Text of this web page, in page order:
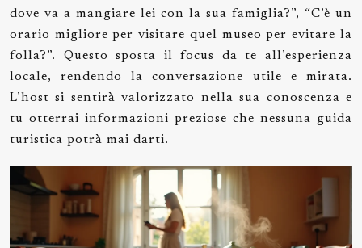
dove va a mangiare lei con la sua famiglia?”, “C’è un
orario migliore per visitare quel museo per evitare la
folla?”. Questo sposta il focus da te all’esperienza
locale, rendendo la conversazione utile e mirata.
L’host si sentirà valorizzato nella sua conoscenza e
tu otterrai informazioni preziose che nessuna guida
turistica potrà mai darti.